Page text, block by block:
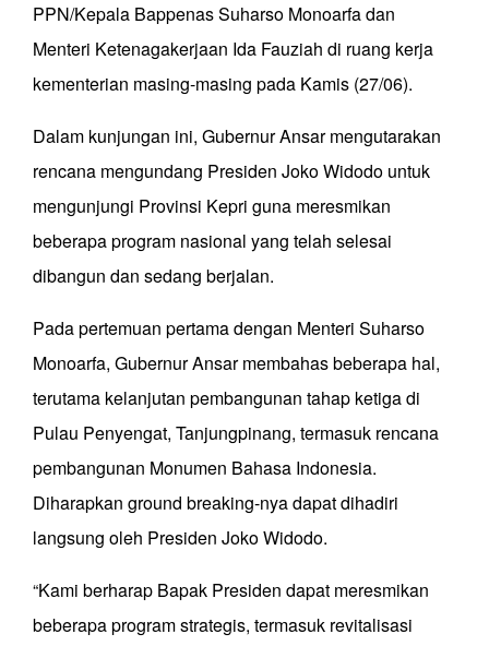
PPN/Kepala Bappenas Suharso Monoarfa dan
Menteri Ketenagakerjaan Ida Fauziah di ruang kerja
kementerian masing-masing pada Kamis (27/06).
Dalam kunjungan ini, Gubernur Ansar mengutarakan
rencana mengundang Presiden Joko Widodo untuk
mengunjungi Provinsi Kepri guna meresmikan
beberapa program nasional yang telah selesai
dibangun dan sedang berjalan.
Pada pertemuan pertama dengan Menteri Suharso
Monoarfa, Gubernur Ansar membahas beberapa hal,
terutama kelanjutan pembangunan tahap ketiga di
Pulau Penyengat, Tanjungpinang, termasuk rencana
pembangunan Monumen Bahasa Indonesia.
Diharapkan ground breaking-nya dapat dihadiri
langsung oleh Presiden Joko Widodo.
“Kami berharap Bapak Presiden dapat meresmikan
beberapa program strategis, termasuk revitalisasi